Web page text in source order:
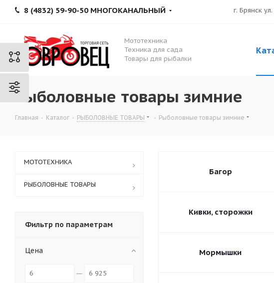
8 (4832) 59-90-50 МНОГОКАНАЛЬНЫЙ г. Брянск
Мототехника
Техника для сада
Товары для рыбалки
Рыболовные товары зимние
Главная - Каталог - РЫБОЛОВНЫЕ ТОВАРЫ - Рыболовные товары зимние
Багор
Кивки, сторожки
Мормышки
МОТОТЕХНИКА
РЫБОЛОВНЫЕ ТОВАРЫ
Фильтр по параметрам
Цена